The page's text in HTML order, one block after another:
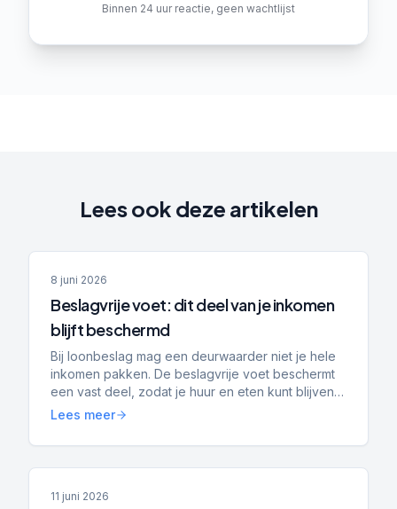
Binnen 24 uur reactie, geen wachtlijst
Lees ook deze artikelen
8 juni 2026
Beslagvrije voet: dit deel van je inkomen
blijft beschermd
Bij loonbeslag mag een deurwaarder niet je hele
inkomen pakken. De beslagvrije voet beschermt
een vast deel, zodat je huur en eten kunt blijven
betalen. Lees hoe het werkt in 2026.
Lees meer
11 juni 2026